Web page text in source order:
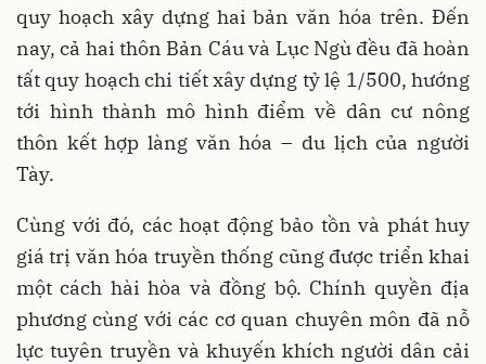
quy hoạch xây dựng hai bản văn hóa trên. Đến
nay, cả hai thôn Bản Cáu và Lục Ngù đều đã hoàn
tất quy hoạch chi tiết xây dựng tỷ lệ 1/500, hướng
tới hình thành mô hình điểm về dân cư nông
thôn kết hợp làng văn hóa – du lịch của người
Tày.
Cùng với đó, các hoạt động bảo tồn và phát huy
giá trị văn hóa truyền thống cũng được triển khai
một cách hài hòa và đồng bộ. Chính quyền địa
phương cùng với các cơ quan chuyên môn đã nỗ
lực tuyên truyền và khuyến khích người dân cải